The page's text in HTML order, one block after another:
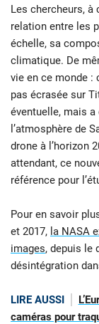
Les chercheurs, à
relation entre les
échelle, sa
climatique. De
vie en ce monde :
pas écrasée sur
éventuelle, mais
l’atmosphère de
drone à l’horizon
attendant, ce
référence pour
Pour en savoir
et 2017, la NASA
images, depuis le
désintégration
LIRE AUSSI
caméras pour